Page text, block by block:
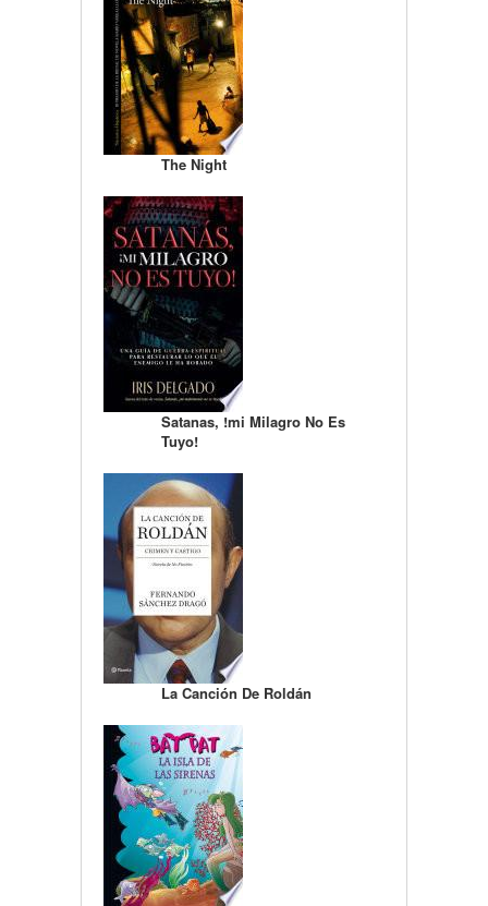
The Night
Satanas, !mi Milagro No Es
Tuyo!
La Canción De Roldán